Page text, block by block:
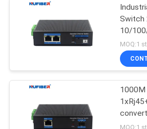
Actieve
Kabel
Switch
10/
MOQ:1
1000M
voor
MOQ:1